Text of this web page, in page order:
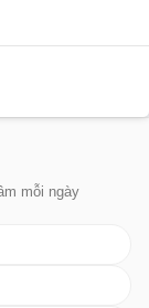
mỗi ngày